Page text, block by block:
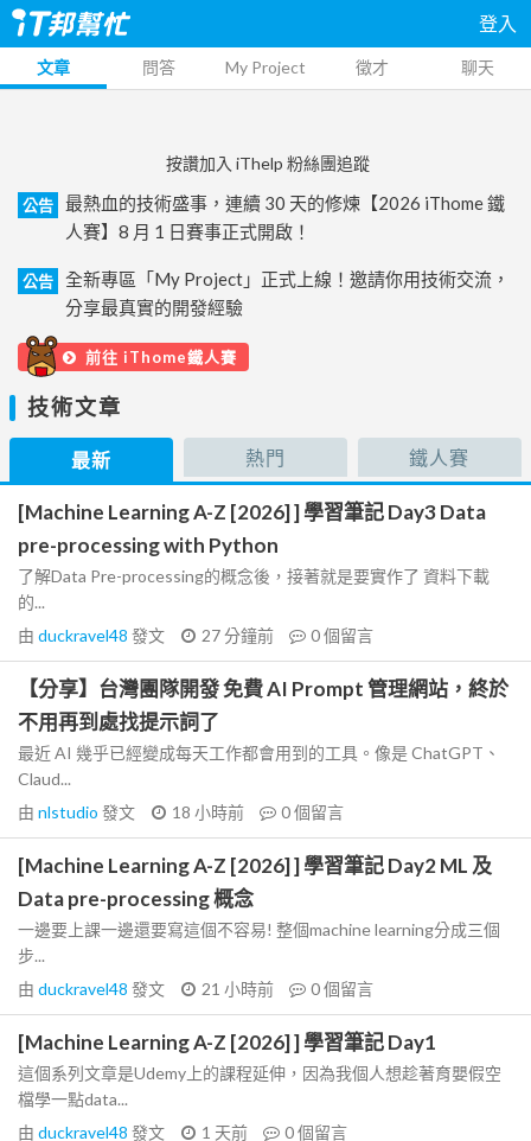
登入
文章 問答 My Project 徵才 聊天
按讚加入 iThelp 粉絲團追蹤
公告
最熱血的技術盛事，連續 30 天的修煉【2026 iThome 鐵
人賽】8 月 1 日賽事正式開啟！
公告
全新專區「My Project」正式上線！邀請你用技術交流，
分享最真實的開發經驗
前往 iThome鐵人賽
技術文章
最新 熱門 鐵人賽
[Machine Learning A-Z [2026] ] 學習筆記 Day3 Data
pre-processing with Python
了解Data Pre-processing的概念後，接著就是要實作了 資料下載
的...
由 duckravel48 發文 27 分鐘前 0個留言
【分享】台灣團隊開發 免費 AI Prompt 管理網站，終於
不用再到處找提示詞了
最近 AI 幾乎已經變成每天工作都會用到的工具。像是 ChatGPT、
Claud...
由 nlstudio 發文 18 小時前 0個留言
[Machine Learning A-Z [2026] ] 學習筆記 Day2 ML 及
Data pre-processing 概念
一邊要上課一邊還要寫這個不容易! 整個machine learning分成三個
步...
由 duckravel48 發文 21 小時前 0個留言
[Machine Learning A-Z [2026] ] 學習筆記 Day1
這個系列文章是Udemy上的課程延伸，因為我個人想趁著育嬰假空
檔學一點data...
由 duckravel48 發文 1 天前 0個留言